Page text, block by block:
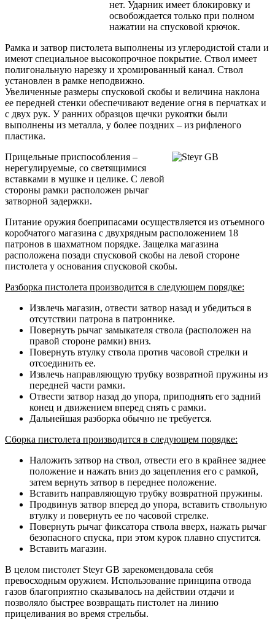
нет. Ударник имеет блокировку и
освобождается только при полном
нажатии на спусковой крючок.
Рамка и затвор пистолета выполнены из углеродистой стали и
имеют специальное высокопрочное покрытие. Ствол имеет
полигональную нарезку и хромированный канал. Ствол
установлен в рамке неподвижно.
Увеличенные размеры спусковой скобы и величина наклона
ее передней стенки обеспечивают ведение огня в перчатках и
с двух рук. У ранних образцов щечки рукоятки были
выполнены из металла, у более поздних – из рифленого
пластика.
Прицельные приспособления –
нерегулируемые, со светящимися
вставками в мушке и целике. С левой
стороны рамки расположен рычаг
затворной задержки.
Питание оружия боеприпасами осуществляется из отъемного
коробчатого магазина с двухрядным расположением 18
патронов в шахматном порядке. Защелка магазина
расположена позади спусковой скобы на левой стороне
пистолета у основания спусковой скобы.
Разборка пистолета производится в следующем порядке:
Извлечь магазин, отвести затвор назад и убедиться в
отсутствии патрона в патроннике.
Повернуть рычаг замыкателя ствола (расположен на
правой стороне рамки) вниз.
Повернуть втулку ствола против часовой стрелки и
отсоединить ее.
Извлечь направляющую трубку возвратной пружины из
передней части рамки.
Отвести затвор назад до упора, приподнять его задний
конец и движением вперед снять с рамки.
Дальнейшая разборка обычно не требуется.
Сборка пистолета производится в следующем порядке:
Наложить затвор на ствол, отвести его в крайнее заднее
положение и нажать вниз до зацепления его с рамкой,
затем вернуть затвор в переднее положение.
Вставить направляющую трубку возвратной пружины.
Продвинув затвор вперед до упора, вставить ствольную
втулку и повернуть ее по часовой стрелке.
Повернуть рычаг фиксатора ствола вверх, нажать рычаг
безопасного спуска, при этом курок плавно спустится.
Вставить магазин.
В целом пистолет Steyr GB зарекомендовала себя
превосходным оружием. Использование принципа отвода
газов благоприятно сказывалось на действии отдачи и
позволяло быстрее возвращать пистолет на линию
прицеливания во время стрельбы.